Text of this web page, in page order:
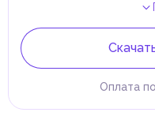
Оплата